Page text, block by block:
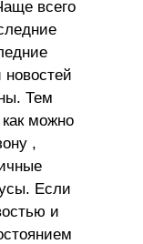
всего
новостей
Тем
можно
,
Если
и